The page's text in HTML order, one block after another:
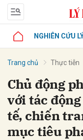
NGHIÊN CỨU
Trang chủ Thực tiễn
Chủ động
với tác
tế, chiến
mục tiêu